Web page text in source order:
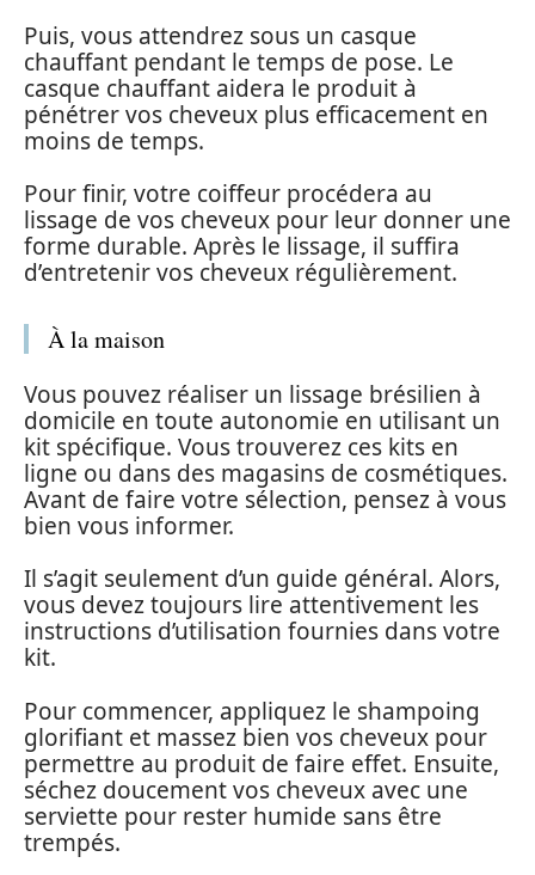
Puis, vous attendrez sous un casque
chauffant pendant le temps de pose. Le
casque chauffant aidera le produit à
pénétrer vos cheveux plus efficacement en
moins de temps.
Pour finir, votre coiffeur procédera au
lissage de vos cheveux pour leur donner une
forme durable. Après le lissage, il suffira
d’entretenir vos cheveux régulièrement.
À la maison
Vous pouvez réaliser un lissage brésilien à
domicile en toute autonomie en utilisant un
kit spécifique. Vous trouverez ces kits en
ligne ou dans des magasins de cosmétiques.
Avant de faire votre sélection, pensez à vous
bien vous informer.
Il s’agit seulement d’un guide général. Alors,
vous devez toujours lire attentivement les
instructions d’utilisation fournies dans votre
kit.
Pour commencer, appliquez le shampoing
glorifiant et massez bien vos cheveux pour
permettre au produit de faire effet. Ensuite,
séchez doucement vos cheveux avec une
serviette pour rester humide sans être
trempés.